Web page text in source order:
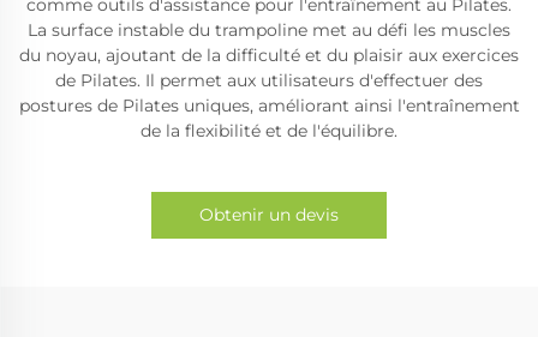
comme outils d'assistance pour l'entraînement au Pilates.
La surface instable du trampoline met au défi les muscles
du noyau, ajoutant de la difficulté et du plaisir aux exercices
de Pilates. Il permet aux utilisateurs d'effectuer des
postures de Pilates uniques, améliorant ainsi l'entraînement
de la flexibilité et de l'équilibre.
Obtenir un devis